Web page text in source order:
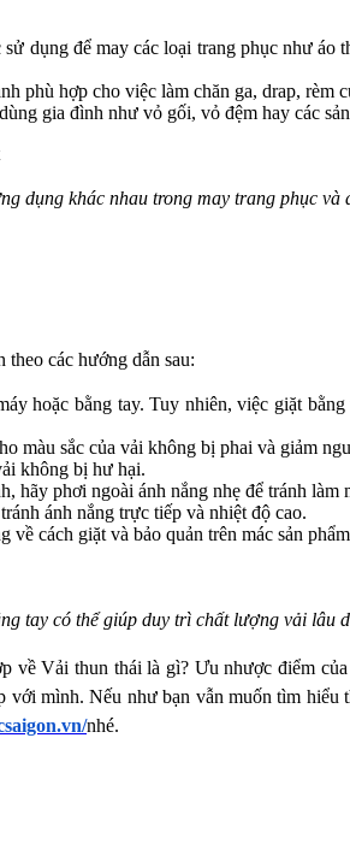
dụng để may các loại trang phục như áo
phù hợp cho việc làm chăn ga, drap, rèm
gia đình như vỏ gối, vỏ đệm hay các
dụng khác nhau trong may trang phục và
các hướng dẫn sau:
hoặc bằng tay. Tuy nhiên, việc giặt
màu sắc của vải không bị phai và giảm
không bị hư hại.
hãy phơi ngoài ánh nắng nhẹ để tránh làm
ánh nắng trực tiếp và nhiệt độ cao.
cách giặt và bảo quản trên mác sản
tay có thể giúp duy trì chất lượng vải lâu
về Vải thun thái là gì? Ưu nhược điểm
mình. Nếu như bạn vẫn muốn tìm
nhé.